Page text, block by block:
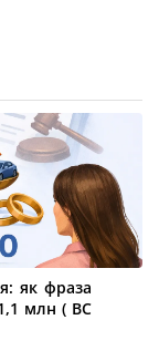
як фраза
млн ( ВС